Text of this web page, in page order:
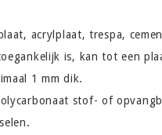
acrylplaat, trespa,
is, kan tot een
1 mm dik.
stof- of